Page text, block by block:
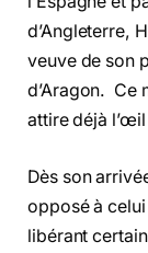
d’Angleterre,
veuve de son
d’Aragon. Ce
attire déjà l’œil
Dès son
opposé à
libérant